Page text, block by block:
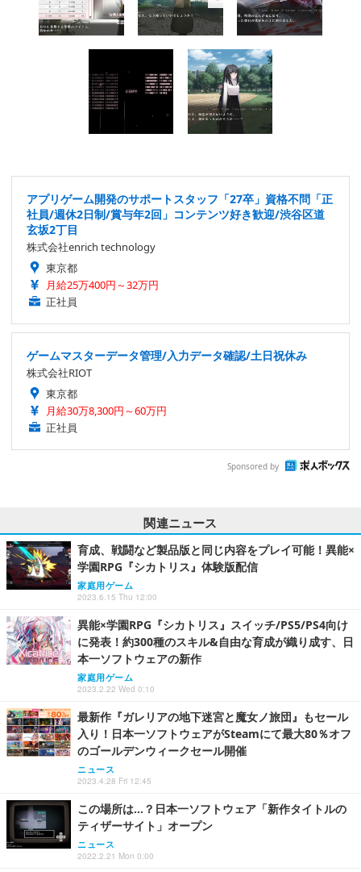
アプリゲーム開発のサポートスタッフ「27卒」資格不問「正
社員/週休2日制/賞与年2回」コンテンツ好き歓迎/渋谷区道
玄坂2丁目
株式会社enrich technology
東京都
月給25万400円～32万円
正社員
ゲームマスターデータ管理/入力データ確認/土日祝休み
株式会社RIOT
東京都
月給30万8,300円～60万円
正社員
Sponsored by
関連ニュース
育成、戦闘など製品版と同じ内容をプレイ可能！異能×
学園RPG『シカトリス』体験版配信
家庭用ゲーム
2023.6.15 Thu 12:00
異能×学園RPG『シカトリス』スイッチ/PS5/PS4向け
に発表！約300種のスキル&自由な育成が織り成す、日
本一ソフトウェアの新作
家庭用ゲーム
2023.2.22 Wed 0:10
最新作『ガレリアの地下迷宮と魔女ノ旅団』もセール
入り！日本一ソフトウェアがSteamにて最大80％オフ
のゴールデンウィークセール開催
ニュース
2023.4.28 Fri 12:45
この場所は…？日本一ソフトウェア「新作タイトルの
ティザーサイト」オープン
ニュース
2022.2.21 Mon 0:00